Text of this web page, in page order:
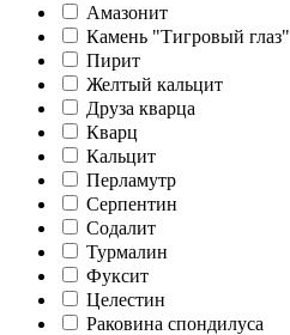
Амазонит
Камень "Тигровый глаз"
Пирит
Желтый кальцит
Друза кварца
Кварц
Кальцит
Перламутр
Серпентин
Содалит
Турмалин
Фуксит
Целестин
Раковина спондилуса